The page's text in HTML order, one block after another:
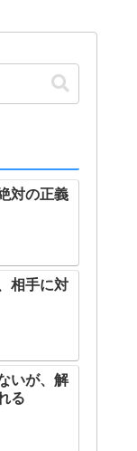
対の正義
相手に対
いが、解
る